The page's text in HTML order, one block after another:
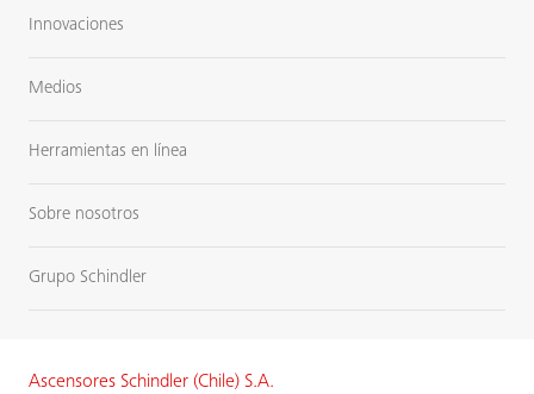
Innovaciones
Medios
Herramientas en línea
Sobre nosotros
Grupo Schindler
Ascensores Schindler (Chile) S.A.